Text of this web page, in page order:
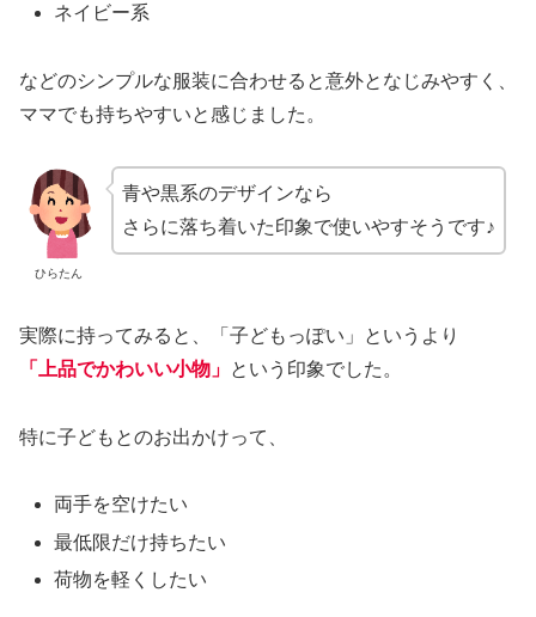
ネイビー系
などのシンプルな服装に合わせると意外となじみやすく、
ママでも持ちやすいと感じました。
ひらたん
青や黒系のデザインなら
さらに落ち着いた印象で使いやすそうです♪
実際に持ってみると、「子どもっぽい」というより
「上品でかわいい小物」 という印象でした。
特に子どもとのお出かけって、
両手を空けたい
最低限だけ持ちたい
荷物を軽くしたい